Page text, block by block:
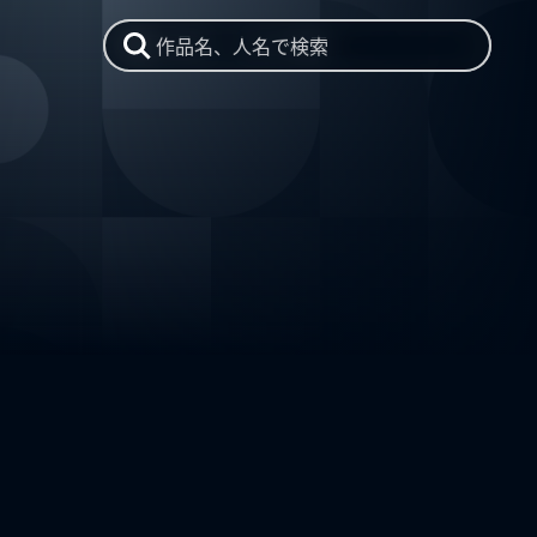
作品名、人名で検索